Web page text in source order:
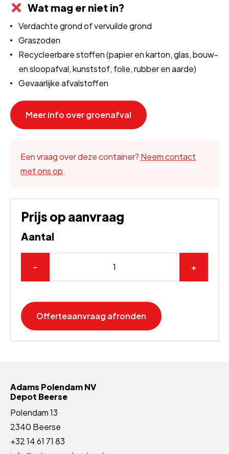
Wat mag er niet in?
Verdachte grond of vervuilde grond
Graszoden
Recycleerbare stoffen (papier en karton, glas, bouw-
en sloopafval, kunststof, folie, rubber en aarde)
Gevaarlijke afvalstoffen
Meer info over groenafval
Een vraag over deze container? Neem contact
met ons op.
Prijs op aanvraag
Aantal
- +
Offerteaanvraag afronden
Adams Polendam NV
Depot Beerse
Polendam 13
2340 Beerse
+32 14 61 71 83